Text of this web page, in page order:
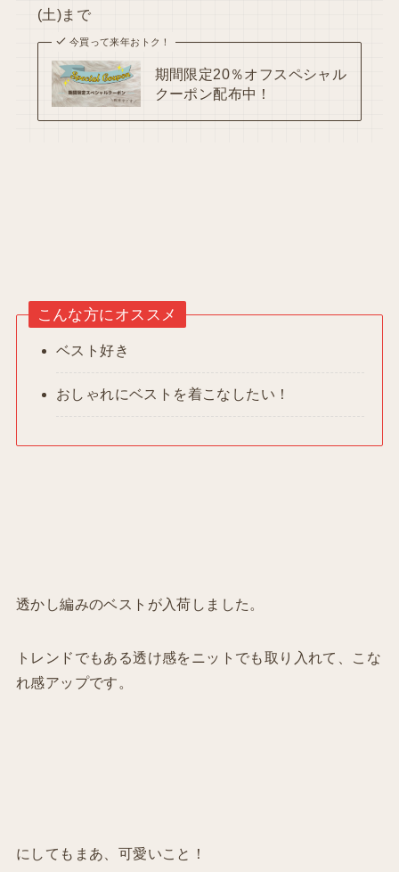
(土)まで
今買って来年おトク！
期間限定20％オフスペシャル
クーポン配布中！
こんな方にオススメ
ベスト好き
おしゃれにベストを着こなしたい！
透かし編みのベストが入荷しました。
トレンドでもある透け感をニットでも取り入れて、こな
れ感アップです。
にしてもまあ、可愛いこと！